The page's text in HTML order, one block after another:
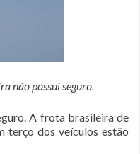
não possui seguro.
A frota brasileira de
terço dos veículos estão